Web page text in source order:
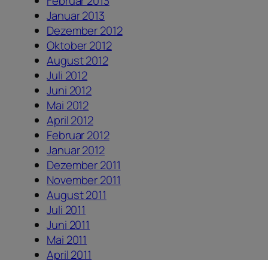
Januar 2013
Dezember 2012
Oktober 2012
August 2012
Juli 2012
Juni 2012
Mai 2012
April 2012
Februar 2012
Januar 2012
Dezember 2011
November 2011
August 2011
Juli 2011
Juni 2011
Mai 2011
April 2011